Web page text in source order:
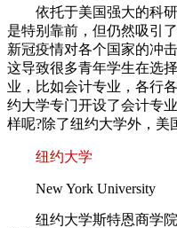
依托于美国强大的科研
是特别靠前，但仍然吸引
新冠疫情对各个国家的冲
这导致很多青年学生在选
业，比如会计专业，各行
约大学专门开设了会计专
样呢?除了纽约大学外，美
纽约大学
New York University
纽约大学斯特恩商学院